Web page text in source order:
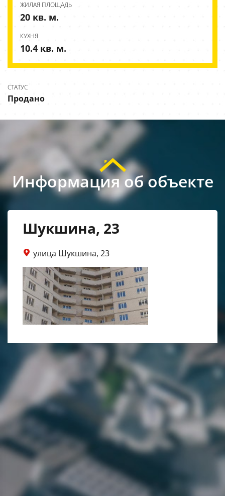
ЖИЛАЯ ПЛОЩАДЬ
20 кв. м.
КУХНЯ
10.4 кв. м.
СТАТУС
Продано
Информация об объекте
Шукшина, 23
улица Шукшина, 23